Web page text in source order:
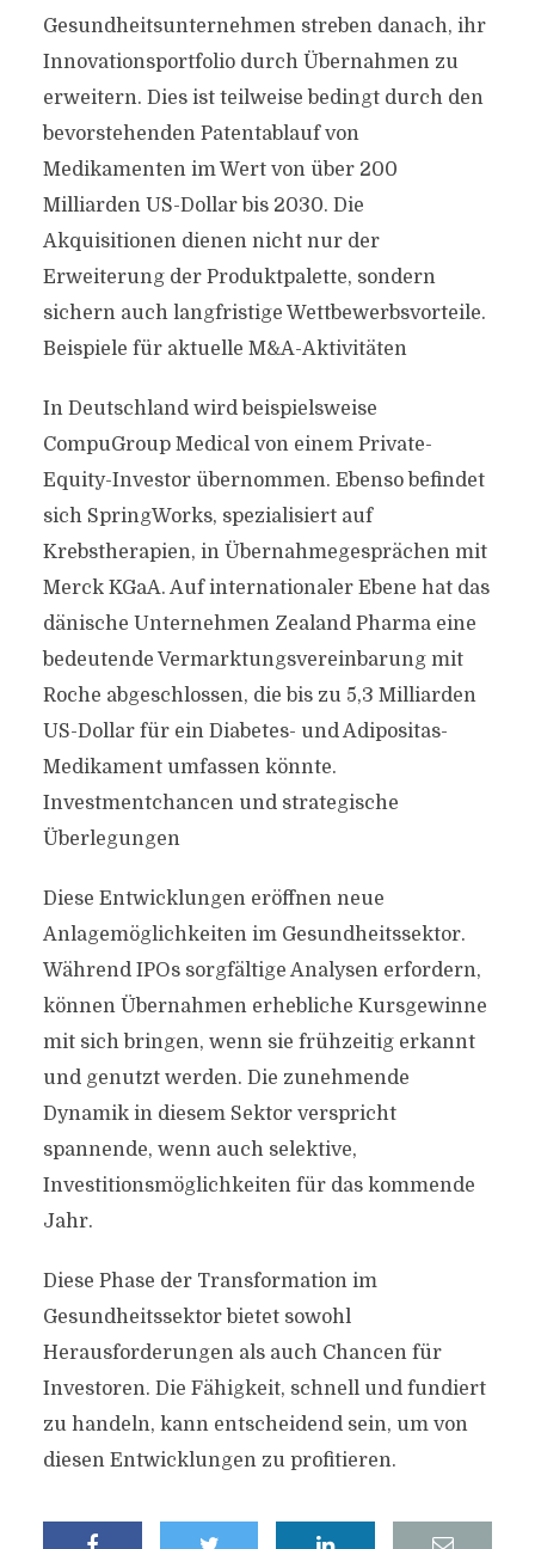
Gesundheitsunternehmen streben danach, ihr
Innovationsportfolio durch Übernahmen zu
erweitern. Dies ist teilweise bedingt durch den
bevorstehenden Patentablauf von
Medikamenten im Wert von über 200
Milliarden US-Dollar bis 2030. Die
Akquisitionen dienen nicht nur der
Erweiterung der Produktpalette, sondern
sichern auch langfristige Wettbewerbsvorteile.
Beispiele für aktuelle M&A-Aktivitäten
In Deutschland wird beispielsweise
CompuGroup Medical von einem Private-
Equity-Investor übernommen. Ebenso befindet
sich SpringWorks, spezialisiert auf
Krebstherapien, in Übernahmegesprächen mit
Merck KGaA. Auf internationaler Ebene hat das
dänische Unternehmen Zealand Pharma eine
bedeutende Vermarktungsvereinbarung mit
Roche abgeschlossen, die bis zu 5,3 Milliarden
US-Dollar für ein Diabetes- und Adipositas-
Medikament umfassen könnte.
Investmentchancen und strategische
Überlegungen
Diese Entwicklungen eröffnen neue
Anlagemöglichkeiten im Gesundheitssektor.
Während IPOs sorgfältige Analysen erfordern,
können Übernahmen erhebliche Kursgewinne
mit sich bringen, wenn sie frühzeitig erkannt
und genutzt werden. Die zunehmende
Dynamik in diesem Sektor verspricht
spannende, wenn auch selektive,
Investitionsmöglichkeiten für das kommende
Jahr.
Diese Phase der Transformation im
Gesundheitssektor bietet sowohl
Herausforderungen als auch Chancen für
Investoren. Die Fähigkeit, schnell und fundiert
zu handeln, kann entscheidend sein, um von
diesen Entwicklungen zu profitieren.